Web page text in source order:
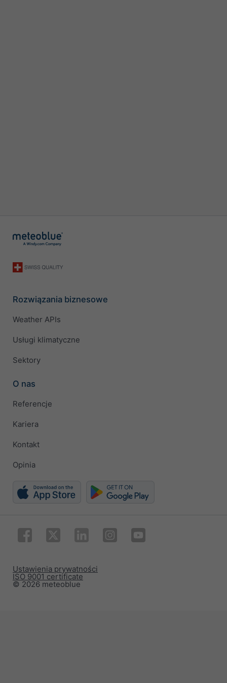
Rozwiązania biznesowe
Weather APIs
Usługi klimatyczne
Sektory
O nas
Referencje
Kariera
Kontakt
Opinia
© 2026 meteoblue
ISO 9001 certificate
Ustawienia prywatności